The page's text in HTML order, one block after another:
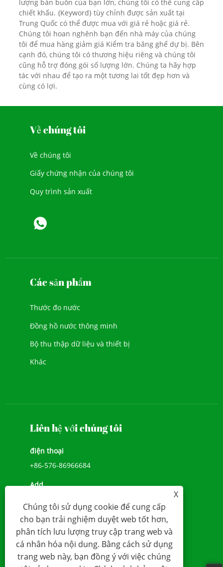
lượng bán buôn của bạn lớn, chúng tôi có thể cung cấp
chiết khấu. {Keyword} tùy chỉnh được sản xuất tại
Trung Quốc có thể được mua với giá rẻ hoặc giá rẻ.
Chúng tôi hoan nghênh bạn đến nhà máy của chúng
tôi để mua hàng giảm giá Kiểm tra băng ghế dự bị. Bên
cạnh đó, chúng tôi có thương hiệu riêng và chúng tôi
cũng hỗ trợ đóng gói số lượng lớn. Chúng ta hãy hợp
tác với nhau để tạo ra một tương lai tốt đẹp hơn và
cùng có lợi.
Về chúng tôi
Về chúng tôi
Giấy chứng nhận của chúng tôi
Quy trình sản xuất
Các sản phẩm
Thước đo nước
Đồng hồ nước thông minh
Bộ thu thập dữ liệu và thiết bị
Khác
Liên hệ với chúng tôi
điện thoại
+86-576-86966684
Add
SỐ 1039, ĐẠI LỘ JIULONG, ĐƯỜNG CHENGXI,
WENLING, ZHEJIANG, TRUNG QUỐC (317500)
E-mail
sales@younio.com
X
Chúng tôi sử dụng cookie để cung cấp
cho bạn trải nghiệm duyệt web tốt hơn,
phân tích lưu lượng truy cập trang web và
cá nhân hóa nội dung. Bằng cách sử dụng
trang web này, bạn đồng ý với việc chúng